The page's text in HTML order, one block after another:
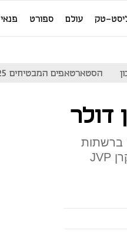
טק עולם ספורט פנאי
הסטארטאפים המבטיחים 25
ברשתות
תקשורת מרחביות עבור ארגונים. את סבב הגיוס הובילה קרן JVP